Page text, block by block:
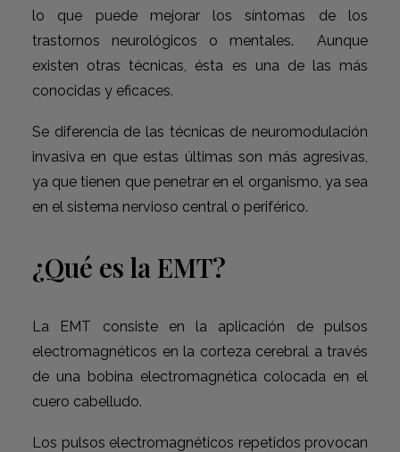
lo que puede mejorar los síntomas de los
trastornos neurológicos o mentales. Aunque
existen otras técnicas, ésta es una de las más
conocidas y eficaces.
Se diferencia de las técnicas de neuromodulación
invasiva en que estas últimas son más agresivas,
ya que tienen que penetrar en el organismo, ya sea
en el sistema nervioso central o periférico.
¿Qué es la EMT?
La EMT consiste en la aplicación de pulsos
electromagnéticos en la corteza cerebral a través
de una bobina electromagnética colocada en el
cuero cabelludo.
Los pulsos electromagnéticos repetidos provocan